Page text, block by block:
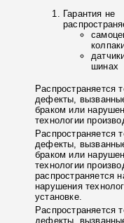
Гарантия не
шинах
Распространяется
дефекты,
браком или
технологии
Распространяется
дефекты,
браком или
технологии
распространяется
нарушения
установке.
Распространяется
дефекты,